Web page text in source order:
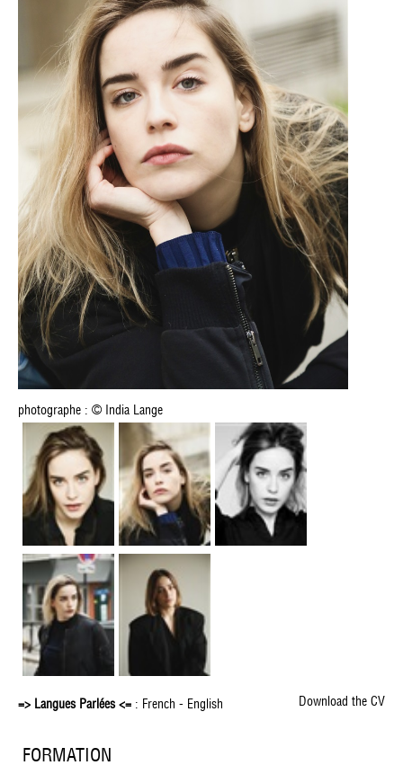
photographe : © India Lange
=> Langues Parlées <= : French - English Download the CV
FORMATION